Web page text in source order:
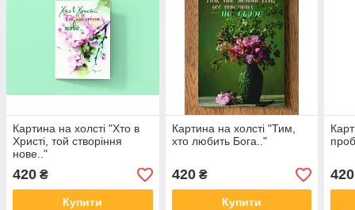
Картина на холсті "Хто в
Христі, той створіння
нове.."
420 ₴
Купити
Картина на холсті "Тим,
хто любить Бога.."
420₴
Купити
420